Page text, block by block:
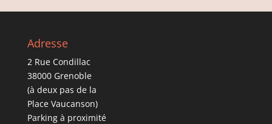
Adresse
2 Rue Condillac
38000 Grenoble
(à deux pas de la
Place Vaucanson)
Parking à proximité